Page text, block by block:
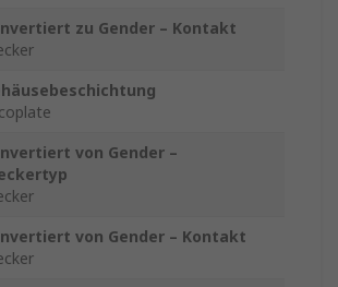
zu Gender – Kontakt
von Gender –
von Gender – Kontakt